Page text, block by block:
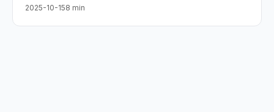
2025-10-158 min